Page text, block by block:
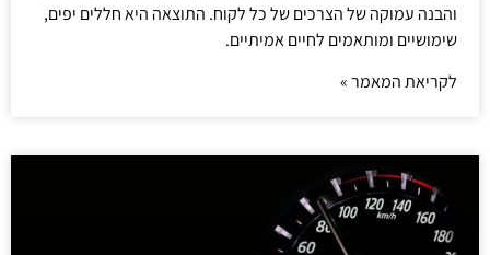
והבנה עמוקה של הצרכים של כל לקוח. התוצאה היא חללים יפים,
שימושיים ומותאמים לחיים אמיתיים.
לקריאת המאמר »